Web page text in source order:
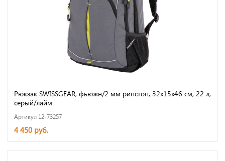
Рюкзак SWISSGEAR, фьюжн/2 мм рипстоп, 32x15x46 см, 22 л,
серый/лайм
Артикул 12-73257
4 450 руб.